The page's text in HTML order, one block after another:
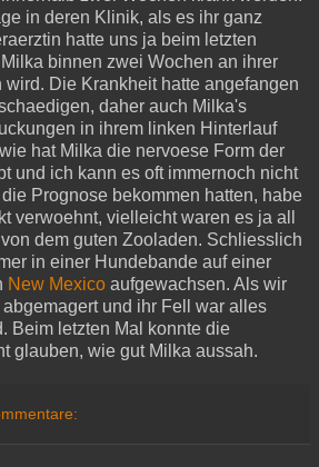
in deren Klinik, als es ihr ganz
hatte uns ja beim letzten
binnen zwei Wochen an ihrer
wird. Die Krankheit hatte angefangen
daher auch Milka's
in ihrem linken Hinterlauf
hat Milka die nervoese Form der
und ich kann es oft immernoch nicht
Prognose bekommen hatten, habe
verwoehnt, vielleicht waren es ja all
dem guten Zooladen. Schliesslich
in einer Hundebande auf einer
New Mexico aufgewachsen. Als wir
und ihr Fell war alles
Beim letzten Mal konnte die
glauben, wie gut Milka aussah.